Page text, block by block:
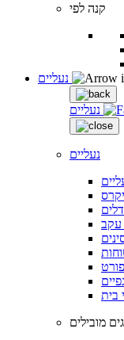
קנה לפי
נעליים
נעליים
עקב
בית
מובילים